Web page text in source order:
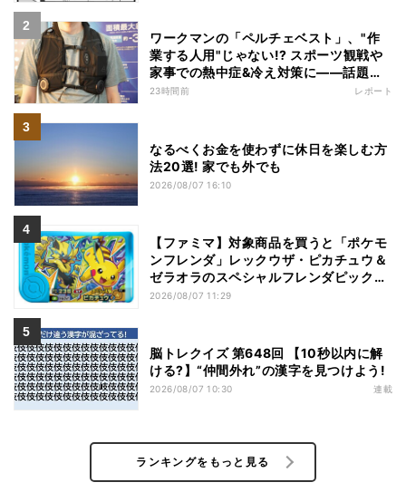
ワークマンの「ペルチェベスト」、"作
業する人用"じゃない!? スポーツ観戦や
家事での熱中症&冷え対策に――話題の
商品を徹底検証
23時間前 レポート
なるべくお金を使わずに休日を楽しむ方
法20選! 家でも外でも
2026/08/07 16:10
【ファミマ】対象商品を買うと「ポケモ
ンフレンダ」レックウザ・ピカチュウ＆
ゼラオラのスペシャルフレンダピックが
もらえるキャンペーン
2026/08/07 11:29
脳トレクイズ 第648回 【10秒以内に解
ける?】“仲間外れ”の漢字を見つけよう!
2026/08/07 10:30 連載
ランキングをもっと見る